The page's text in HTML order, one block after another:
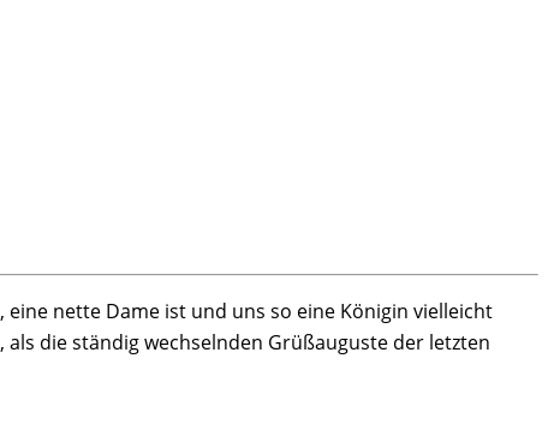
nette Dame ist und uns so eine Königin vielleicht
die ständig wechselnden Grüßauguste der letzten